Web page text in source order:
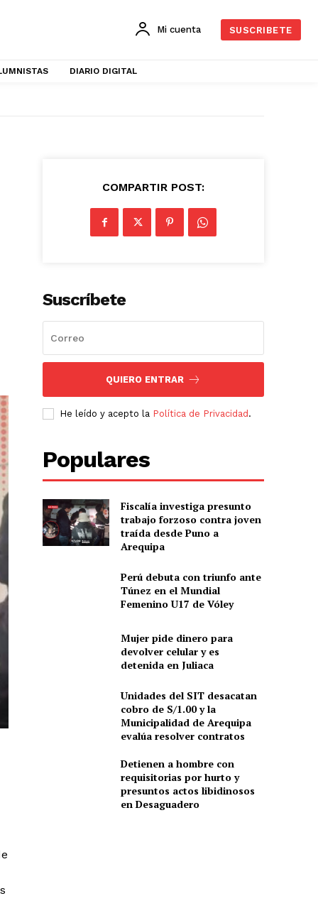
Mi cuenta SUSCRIBETE
DIARIO DIGITAL
COMPARTIR POST:
Suscríbete
QUIERO ENTRAR
He leído y acepto la Política de Privacidad .
Populares
Fiscalía investiga presunto
trabajo forzoso contra joven
traída desde Puno a
Arequipa
Perú debuta con triunfo ante
Túnez en el Mundial
Femenino U17 de Vóley
Mujer pide dinero para
devolver celular y es
detenida en Juliaca
Unidades del SIT desacatan
cobro de S/1.00 y la
Municipalidad de Arequipa
evalúa resolver contratos
Detienen a hombre con
requisitorias por hurto y
presuntos actos libidinosos
en Desaguadero